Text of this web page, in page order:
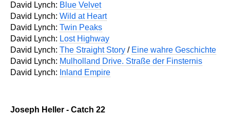
David Lynch: Blue Velvet
David Lynch: Wild at Heart
David Lynch: Twin Peaks
David Lynch: Lost Highway
David Lynch: The Straight Story / Eine wahre Geschichte
David Lynch: Mulholland Drive. Straße der Finsternis
David Lynch: Inland Empire
Joseph Heller - Catch 22